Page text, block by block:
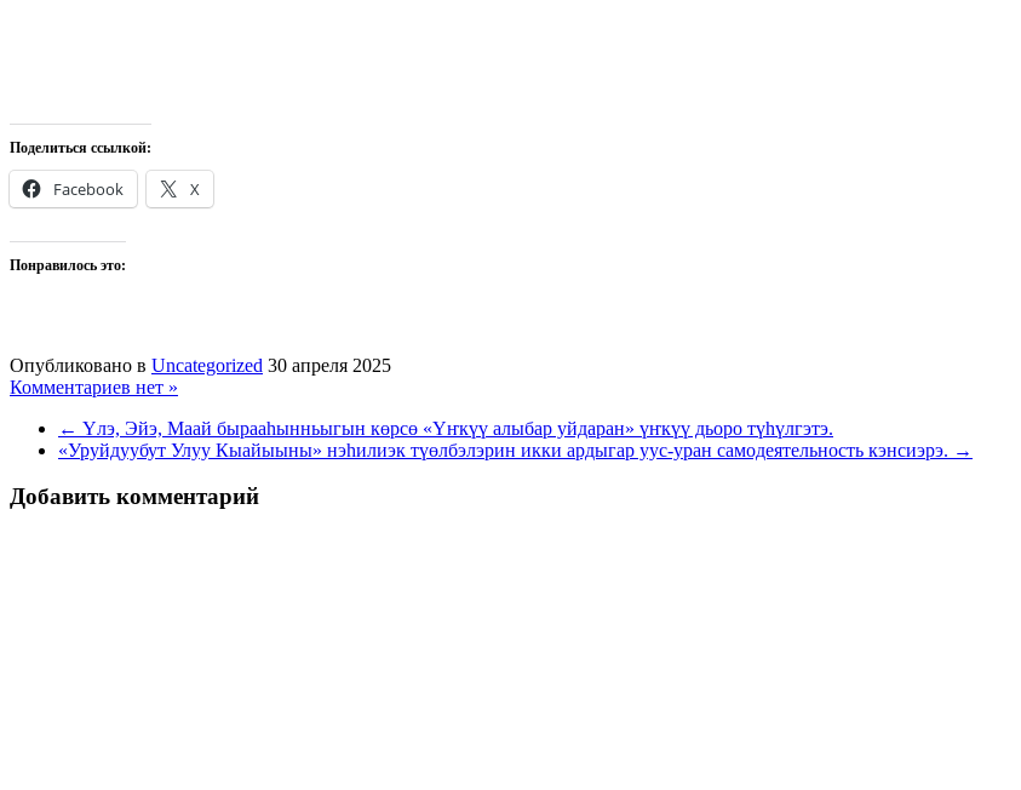
Поделиться ссылкой:
Facebook X
Понравилось это:
Опубликовано в Uncategorized 30 апреля 2025
Комментариев нет »
← Үлэ, Эйэ, Маай бырааһынньыгын көрсө «Үҥкүү алыбар уйдаран» үҥкүү дьоро түһүлгэтэ.
«Уруйдуубут Улуу Кыайыыны» нэһилиэк түөлбэлэрин икки ардыгар уус-уран самодеятельность кэнсиэрэ. →
Добавить комментарий